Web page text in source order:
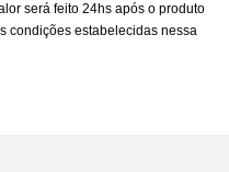
será feito 24hs após o produto
condições estabelecidas nessa